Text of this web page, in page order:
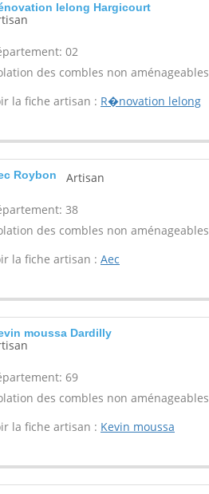
lelong Hargicourt
02
des combles non
la fiche artisan : R�novation lelong
Roybon Artisan
38
des combles non
la fiche artisan : Aec
moussa Dardilly
69
des combles non
la fiche artisan : Kevin moussa